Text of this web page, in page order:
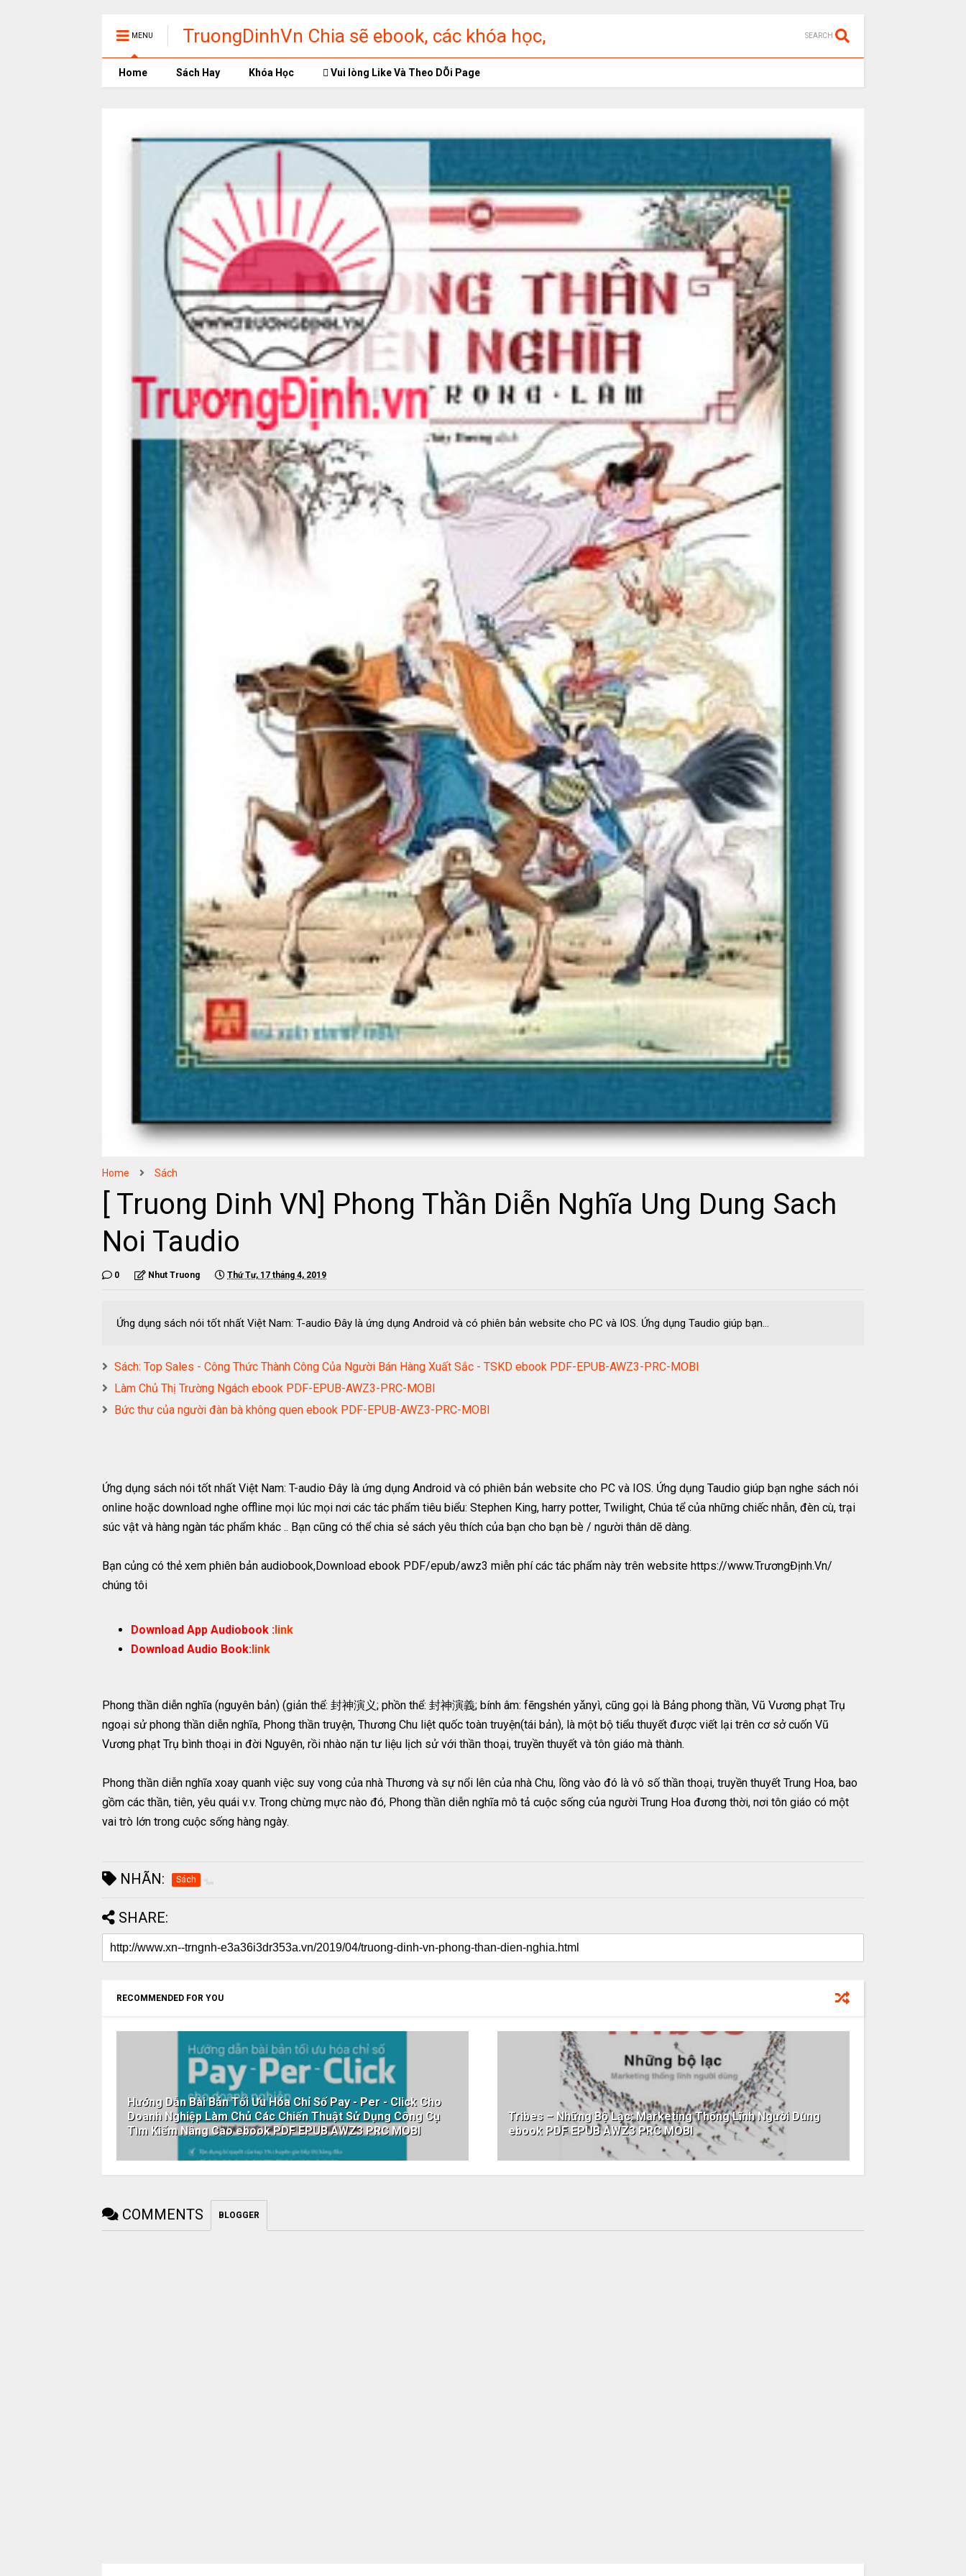
MENU
TruongDinhVn Chia sẽ ebook, các khóa học,
phần mềm học tập miễn phí
SEARCH
Home Sách Hay Khóa Học Vui lòng Like Và Theo DÕi Page
Home Sách
[ Truong Dinh VN] Phong Thần Diễn Nghĩa Ung Dung Sach
Noi Taudio
0 Nhut Truong Thứ Tư, 17 tháng 4, 2019
Ứng dụng sách nói tốt nhất Việt Nam: T-audio Đây là ứng dụng Android và có phiên bản website cho PC và IOS. Ứng dụng Taudio giúp bạn...
Sách: Top Sales - Công Thức Thành Công Của Người Bán Hàng Xuất Sắc - TSKD ebook PDF-EPUB-AWZ3-PRC-MOBI
Làm Chủ Thị Trường Ngách ebook PDF-EPUB-AWZ3-PRC-MOBI
Bức thư của người đàn bà không quen ebook PDF-EPUB-AWZ3-PRC-MOBI
Ứng dụng sách nói tốt nhất Việt Nam: T-audio Đây là ứng dụng Android và có phiên bản website cho PC và IOS. Ứng dụng Taudio giúp bạn nghe sách nói
online hoặc download nghe offline mọi lúc mọi nơi các tác phẩm tiêu biểu: Stephen King, harry potter, Twilight, Chúa tể của những chiếc nhẫn, đèn cù, trại
súc vật và hàng ngàn tác phẩm khác .. Bạn cũng có thể chia sẻ sách yêu thích của bạn cho bạn bè / người thân dẽ dàng.
Bạn củng có thẻ xem phiên bản audiobook,Download ebook PDF/epub/awz3 miễn phí các tác phẩm này trên website https://www.TrươngĐịnh.Vn/
chúng tôi
Download App Audiobook :link
Download Audio Book:link
Phong thần diễn nghĩa (nguyên bản) (giản thể: 封神演义; phồn thể: 封神演義; bính âm: fēngshén yǎnyì, cũng gọi là Bảng phong thần, Vũ Vương phạt Trụ
ngoại sử phong thần diễn nghĩa, Phong thần truyện, Thương Chu liệt quốc toàn truyện(tái bản), là một bộ tiểu thuyết được viết lại trên cơ sở cuốn Vũ
Vương phạt Trụ bình thoại in đời Nguyên, rồi nhào nặn tư liệu lịch sử với thần thoại, truyền thuyết và tôn giáo mà thành.
Phong thần diễn nghĩa xoay quanh việc suy vong của nhà Thương và sự nổi lên của nhà Chu, lồng vào đó là vô số thần thoại, truyền thuyết Trung Hoa, bao
gồm các thần, tiên, yêu quái v.v. Trong chừng mực nào đó, Phong thần diễn nghĩa mô tả cuộc sống của người Trung Hoa đương thời, nơi tôn giáo có một
vai trò lớn trong cuộc sống hàng ngày.
NHÃN: Sách
SHARE:
RECOMMENDED FOR YOU
Hướng Dẫn Bài Bản Tối Ưu Hóa Chỉ Số Pay - Per - Click Cho
Doanh Nghiệp Làm Chủ Các Chiến Thuật Sử Dụng Công Cụ
Tìm Kiếm Nâng Cao ebook PDF EPUB AWZ3 PRC MOBI
Tribes – Những Bộ Lạc: Marketing Thống Lĩnh Người Dùng
ebook PDF EPUB AWZ3 PRC MOBI
COMMENTS BLOGGER